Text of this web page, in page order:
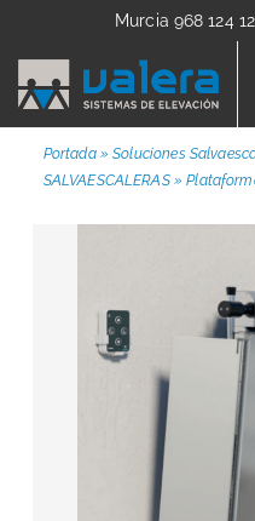
Murcia 968 124
Portada»Soluciones
SALVAESCALERAS»